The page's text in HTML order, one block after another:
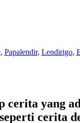
, Papalendir, Lendirigo,
cerita yang
cerita